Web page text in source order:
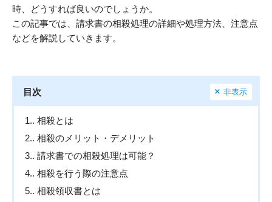
時、どうすれば良いのでしょうか。
この記事では、請求書の相殺処理の詳細や処理方法、注意点
などを解説していきます。
目次 非表示
1. 相殺とは
2. 相殺のメリット・デメリット
3. 請求書での相殺処理は可能？
4. 相殺を行う際の注意点
5. 相殺領収書とは